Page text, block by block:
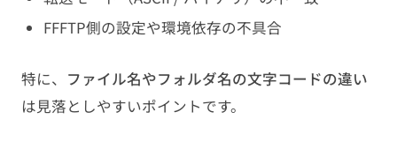
FFFTP側の設定や環境依存の不具合
特に、 ファイル名やフォルダ名の文字コードの違い
は見落としやすいポイントです。